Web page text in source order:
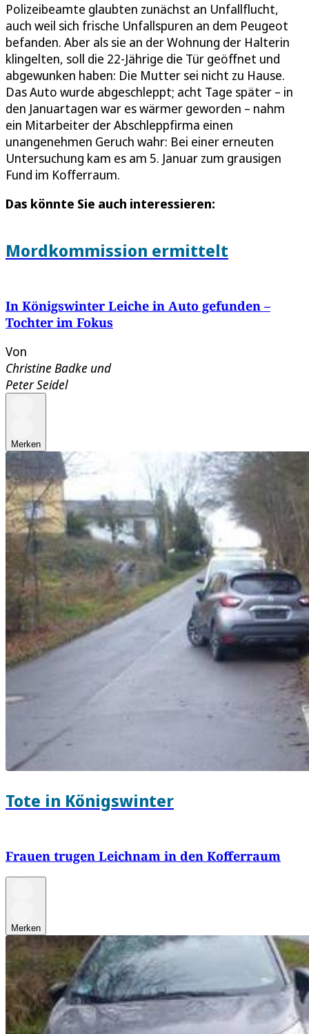
Polizeibeamte glaubten zunächst an Unfallflucht,
auch weil sich frische Unfallspuren an dem Peugeot
befanden. Aber als sie an der Wohnung der Halterin
klingelten, soll die 22-Jährige die Tür geöffnet und
abgewunken haben: Die Mutter sei nicht zu Hause.
Das Auto wurde abgeschleppt; acht Tage später – in
den Januartagen war es wärmer geworden – nahm
ein Mitarbeiter der Abschleppfirma einen
unangenehmen Geruch wahr: Bei einer erneuten
Untersuchung kam es am 5. Januar zum grausigen
Fund im Kofferraum.
Das könnte Sie auch interessieren:
Mordkommission ermittelt
In Königswinter Leiche in Auto gefunden –
Tochter im Fokus
Von
Christine Badke und
Peter Seidel
Merken
Tote in Königswinter
Frauen trugen Leichnam in den Kofferraum
Merken